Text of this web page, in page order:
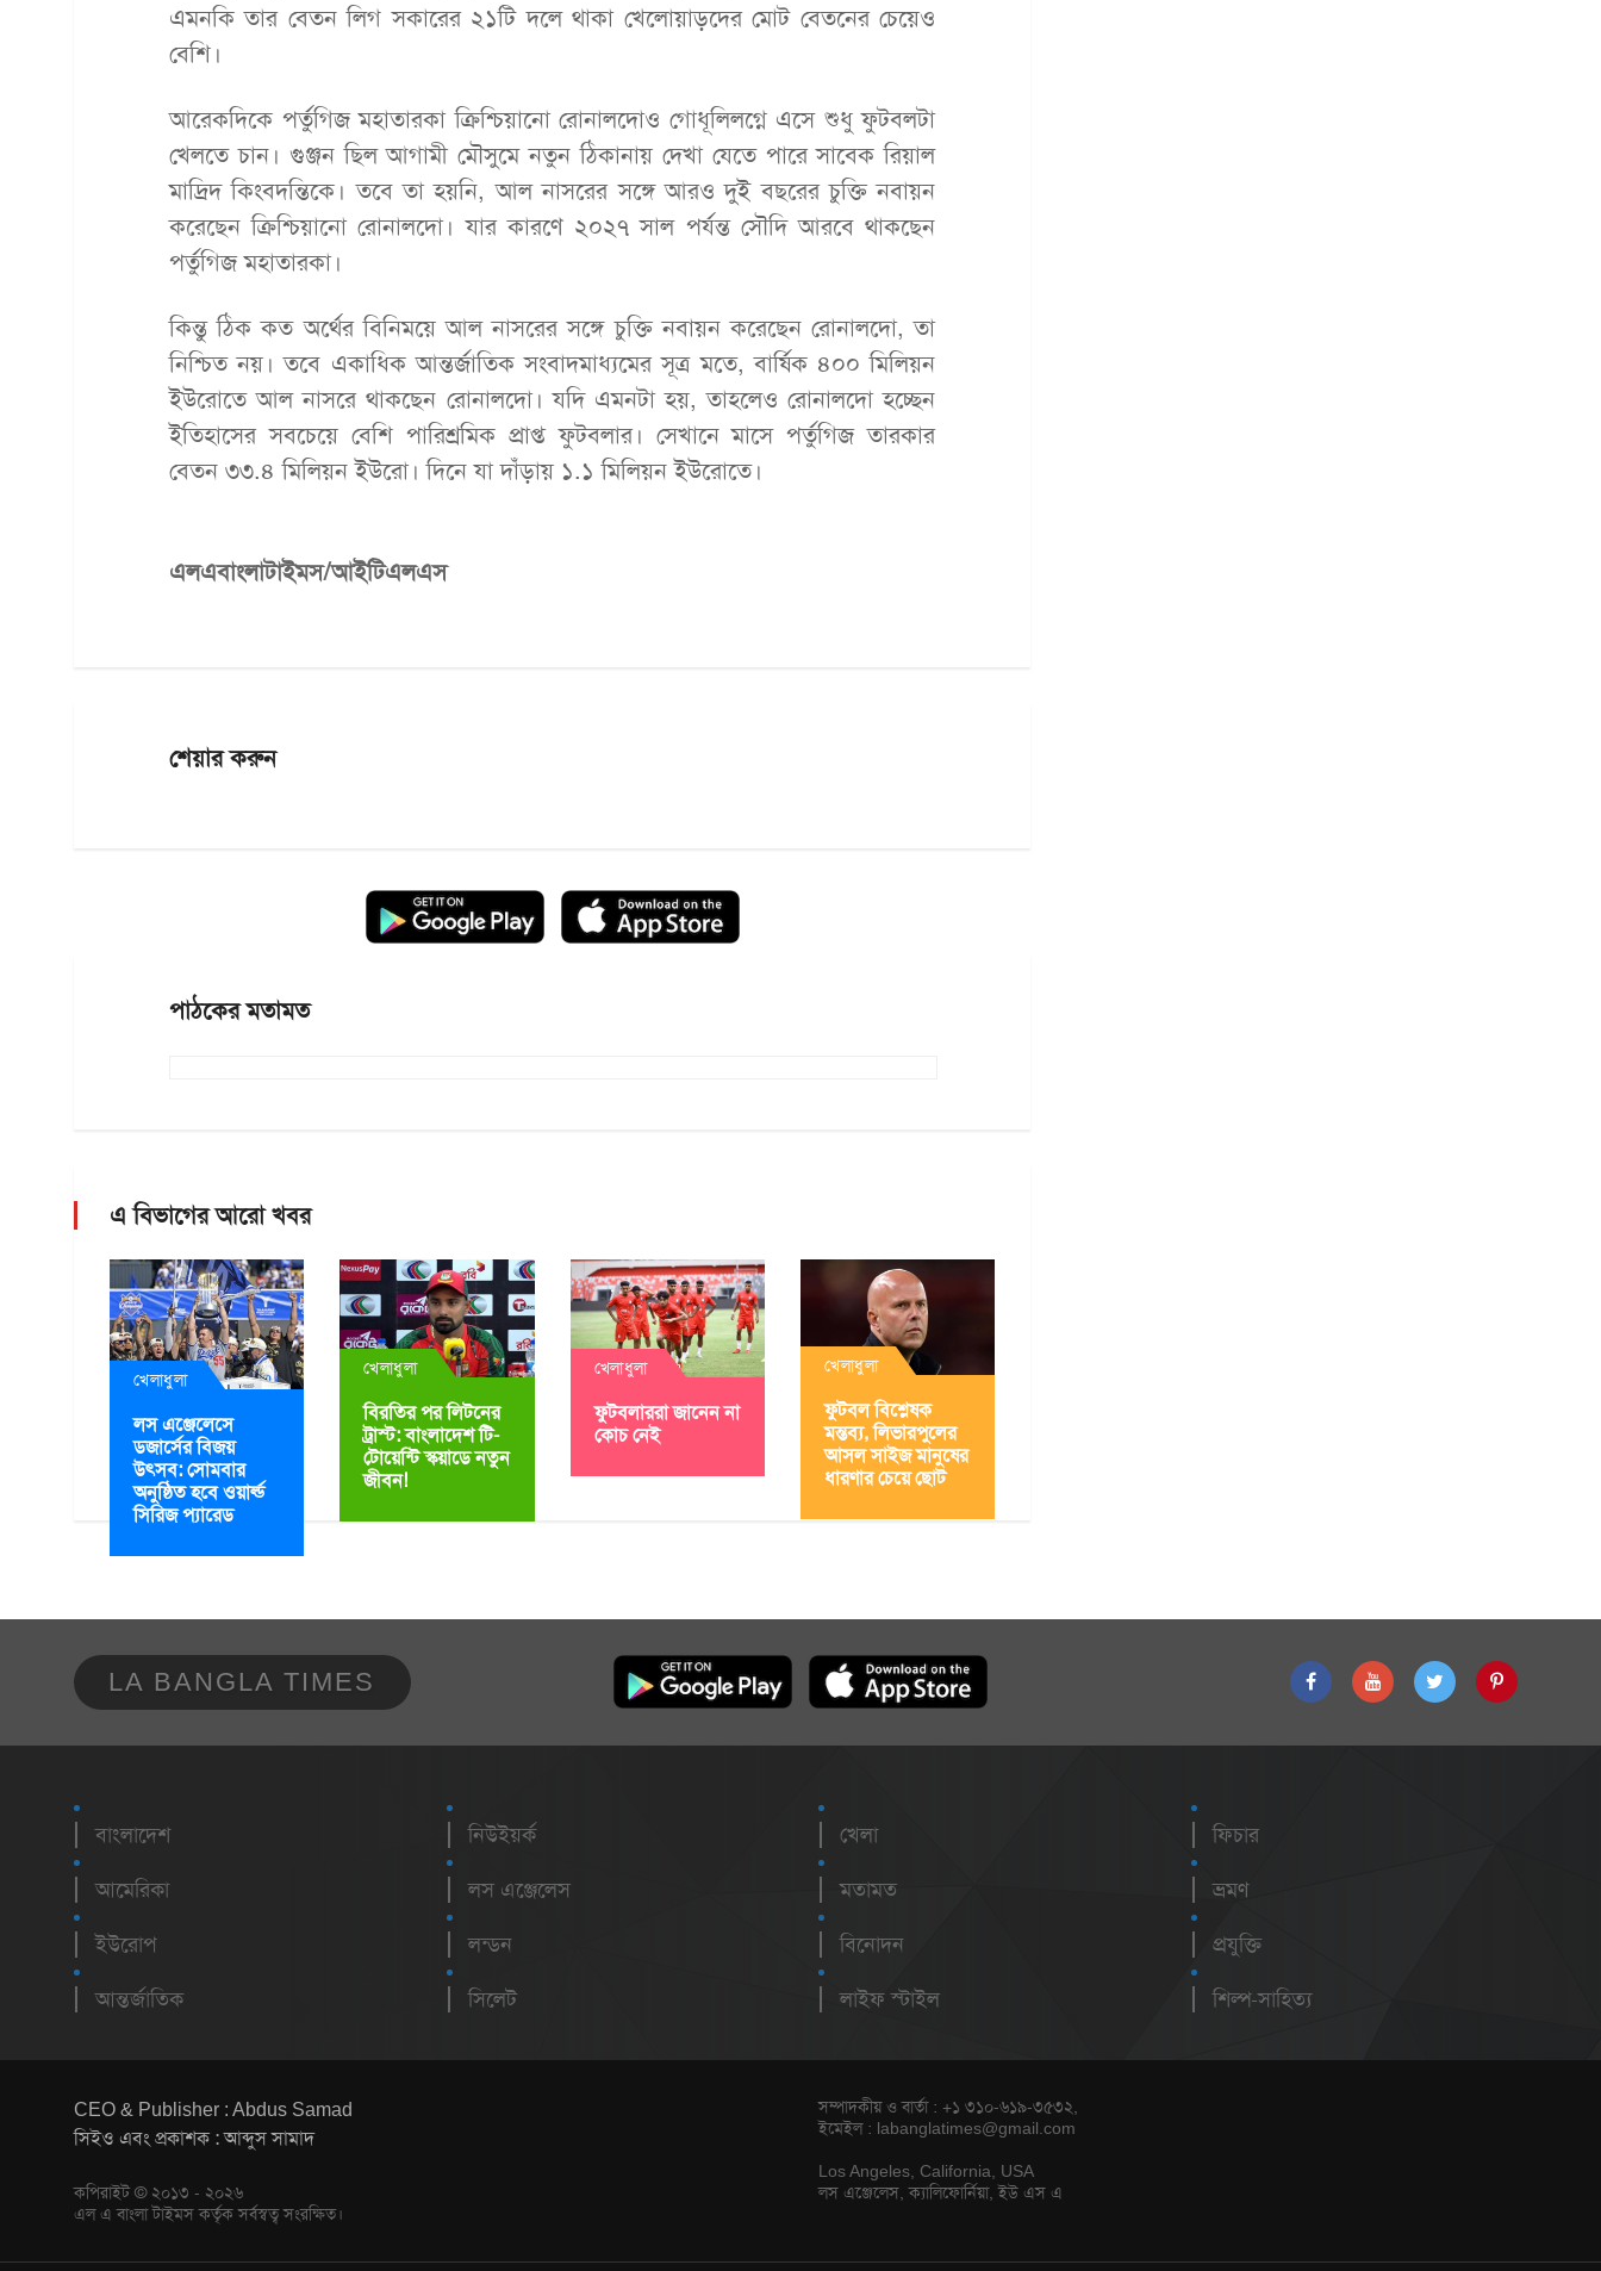
এমনকি তার বেতন লিগ সকারের ২১টি দলে থাকা খেলোয়াড়দের মোট বেতনের চেয়েও
বেশি।
আরেকদিকে পর্তুগিজ মহাতারকা ক্রিশ্চিয়ানো রোনালদোও গোধূলিলগ্নে এসে শুধু ফুটবলটা
খেলতে চান। গুঞ্জন ছিল আগামী মৌসুমে নতুন ঠিকানায় দেখা যেতে পারে সাবেক রিয়াল
মাদ্রিদ কিংবদন্তিকে। তবে তা হয়নি, আল নাসরের সঙ্গে আরও দুই বছরের চুক্তি নবায়ন
করেছেন ক্রিশ্চিয়ানো রোনালদো। যার কারণে ২০২৭ সাল পর্যন্ত সৌদি আরবে থাকছেন
পর্তুগিজ মহাতারকা।
কিন্তু ঠিক কত অর্থের বিনিময়ে আল নাসরের সঙ্গে চুক্তি নবায়ন করেছেন রোনালদো, তা
নিশ্চিত নয়। তবে একাধিক আন্তর্জাতিক সংবাদমাধ্যমের সূত্র মতে, বার্ষিক ৪০০ মিলিয়ন
ইউরোতে আল নাসরে থাকছেন রোনালদো। যদি এমনটা হয়, তাহলেও রোনালদো হচ্ছেন
ইতিহাসের সবচেয়ে বেশি পারিশ্রমিক প্রাপ্ত ফুটবলার। সেখানে মাসে পর্তুগিজ তারকার
বেতন ৩৩.৪ মিলিয়ন ইউরো। দিনে যা দাঁড়ায় ১.১ মিলিয়ন ইউরোতে।
এলএবাংলাটাইমস/আইটিএলএস
শেয়ার করুন
পাঠকের মতামত
এ বিভাগের আরো খবর
খেলাধুলা
লস এঞ্জেলেসে
ডজার্সের বিজয়
উৎসব: সোমবার
অনুষ্ঠিত হবে ওয়ার্ল্ড
সিরিজ প্যারেড
খেলাধুলা
বিরতির পর লিটনের
ট্রাস্ট: বাংলাদেশ টি-
টোয়েন্টি স্কয়াডে নতুন
জীবন!
খেলাধুলা
ফুটবলাররা জানেন না
কোচ নেই
খেলাধুলা
ফুটবল বিশ্লেষক
মন্তব্য, লিভারপুলের
আসল সাইজ মানুষের
ধারণার চেয়ে ছোট
LA BANGLA TIMES
বাংলাদেশ
আমেরিকা
ইউরোপ
আন্তর্জাতিক
নিউইয়র্ক
লস এঞ্জেলেস
লন্ডন
সিলেট
খেলা
মতামত
বিনোদন
লাইফ স্টাইল
ফিচার
ভ্রমণ
প্রযুক্তি
শিল্প-সাহিত্য
CEO & Publisher : Abdus Samad
সিইও এবং প্রকাশক : আব্দুস সামাদ
কপিরাইট © ২০১৩ - ২০২৬
এল এ বাংলা টাইমস কর্তৃক সর্বস্বত্ব সংরক্ষিত।
সম্পাদকীয় ও বার্তা : +১ ৩১০-৬১৯-৩৫৩২,
ইমেইল : labanglatimes@gmail.com
Los Angeles, California, USA
লস এঞ্জেলেস, ক্যালিফোর্নিয়া, ইউ এস এ